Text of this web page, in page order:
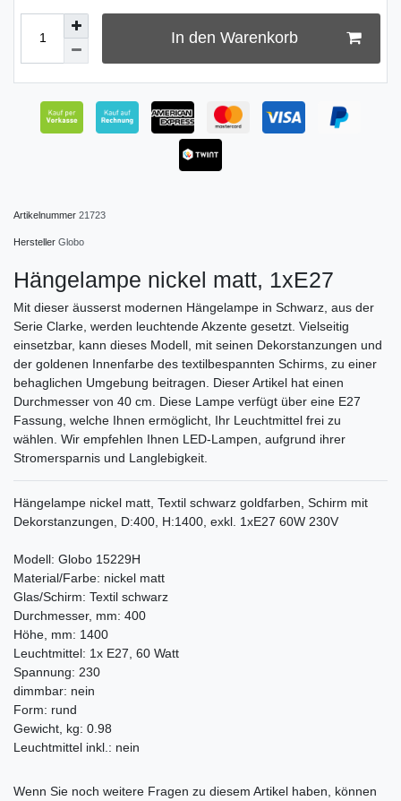
In den Warenkorb
Artikelnummer 21723
Hersteller Globo
Hängelampe nickel matt, 1xE27
Mit dieser äusserst modernen Hängelampe in Schwarz, aus der
Serie Clarke, werden leuchtende Akzente gesetzt. Vielseitig
einsetzbar, kann dieses Modell, mit seinen Dekorstanzungen und
der goldenen Innenfarbe des textilbespannten Schirms, zu einer
behaglichen Umgebung beitragen. Dieser Artikel hat einen
Durchmesser von 40 cm. Diese Lampe verfügt über eine E27
Fassung, welche Ihnen ermöglicht, Ihr Leuchtmittel frei zu
wählen. Wir empfehlen Ihnen LED-Lampen, aufgrund ihrer
Stromersparnis und Langlebigkeit.
Hängelampe nickel matt, Textil schwarz goldfarben, Schirm mit
Dekorstanzungen, D:400, H:1400, exkl. 1xE27 60W 230V
Modell: Globo 15229H
Material/Farbe: nickel matt
Glas/Schirm: Textil schwarz
Durchmesser, mm: 400
Höhe, mm: 1400
Leuchtmittel: 1x E27, 60 Watt
Spannung: 230
dimmbar: nein
Form: rund
Gewicht, kg: 0.98
Leuchtmittel inkl.: nein
Wenn Sie noch weitere Fragen zu diesem Artikel haben, können